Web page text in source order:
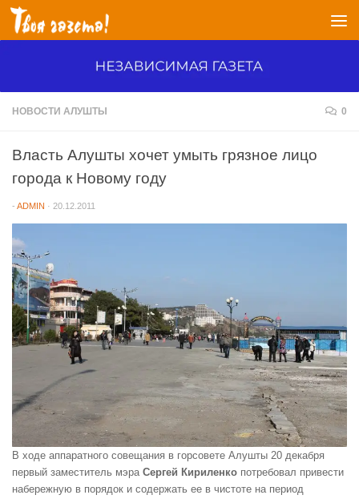
Перейти к содержимому
НОВОСТИ АЛУШТЫ 0
Власть Алушты хочет умыть грязное лицо
города к Новому году
- ADMIN · 20.12.2011
В ходе аппаратного совещания в горсовете Алушты 20 декабря
первый заместитель мэра Сергей Кириленко потребовал привести
набережную в порядок и содержать ее в чистоте на период